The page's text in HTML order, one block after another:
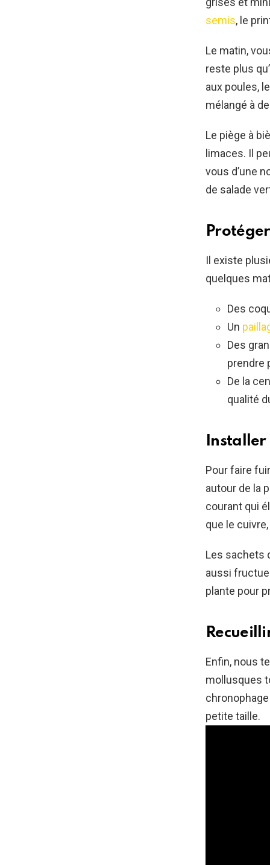
semis, le
Le matin,
reste plus
aux poules,
mélangé à de
Le piège à
limaces. Il
vous d’une
de salade
Il existe
quelques
Des
Un
Des
prendre
De la
qualité
Installer
Pour faire
autour de la
courant qui
que le
Les sachets
aussi
plante pour
Enfin, nous
mollusques
petite taille.